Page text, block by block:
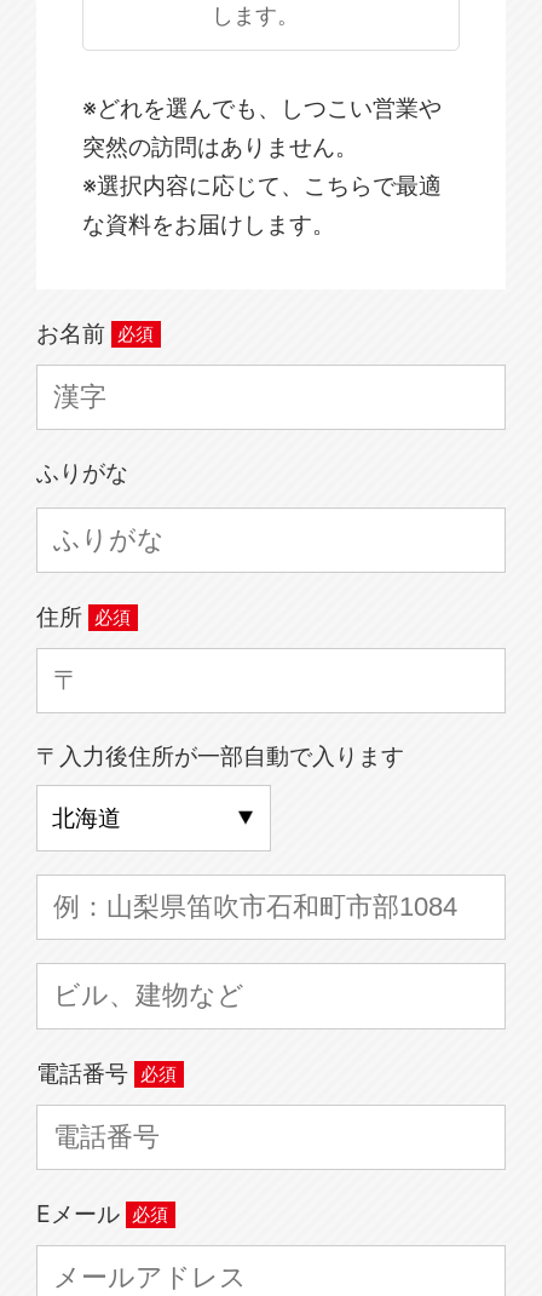
します。
※どれを選んでも、しつこい営業や
突然の訪問はありません。
※選択内容に応じて、こちらで最適
な資料をお届けします。
お名前
ふりがな
住所
〒入力後住所が一部自動で入ります
電話番号
Eメール